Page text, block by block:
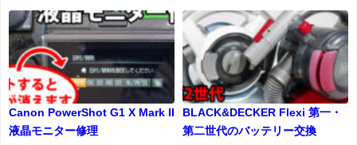
Canon PowerShot G1 X Mark II
液晶モニター修理
BLACK&DECKER Flexi 第一・
第二世代のバッテリー交換